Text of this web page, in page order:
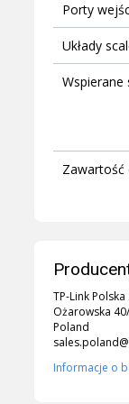
Porty
Układy
Wspierane
Zawartość
TP-Link Polska
Ożarowska
Poland
Informacje o